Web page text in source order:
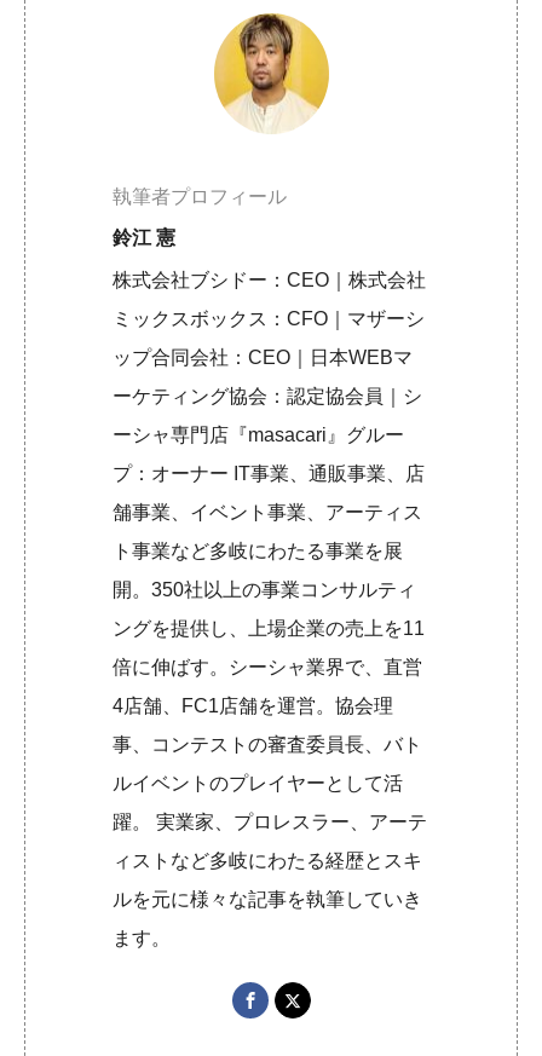
執筆者プロフィール
鈴江 憲
株式会社ブシドー：CEO｜株式会社
ミックスボックス：CFO｜マザーシ
ップ合同会社：CEO｜日本WEBマ
ーケティング協会：認定協会員｜シ
ーシャ専門店『masacari』グルー
プ：オーナー IT事業、通販事業、店
舗事業、イベント事業、アーティス
ト事業など多岐にわたる事業を展
開。350社以上の事業コンサルティ
ングを提供し、上場企業の売上を11
倍に伸ばす。シーシャ業界で、直営
4店舗、FC1店舗を運営。協会理
事、コンテストの審査委員長、バト
ルイベントのプレイヤーとして活
躍。 実業家、プロレスラー、アーテ
ィストなど多岐にわたる経歴とスキ
ルを元に様々な記事を執筆していき
ます。